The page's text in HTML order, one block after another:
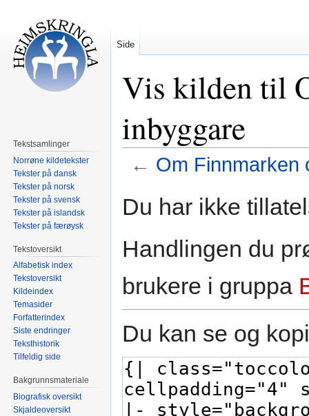
Vis kilden til
inbyggare
← Om Finnmarken
Du har ikke
Handlingen du
brukere i gruppa
Du kan se og
Side
Tekstsamlinger
Norrøne kildetekster
Tekster på dansk
Tekster på norsk
Tekster på svensk
Tekster på islandsk
Tekster på færøysk
Tekstoversikt
Alfabetisk index
Tekstoversikt
Kildeindex
Temasider
Forfatterindex
Siste endringer
Teksthistorik
Tilfeldig side
Bakgrunnsmateriale
Biografisk oversikt
Skjaldeoversikt